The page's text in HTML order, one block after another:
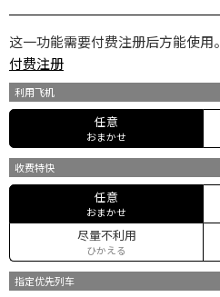
这一功能需要付费注册后方能使用。
付费注册
利用飞机
任意
おまかせ
收费特快
任意
おまかせ
尽量不利用
ひかえる
指定优先列车